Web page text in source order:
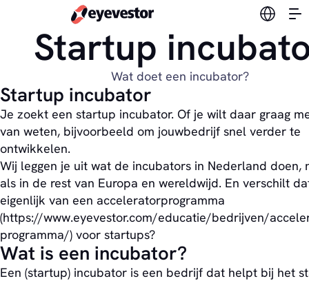
Startup
Wat doet een incubator?
Startup incubator
Je zoekt een startup incubator. Of je wilt daar graag
van weten, bijvoorbeeld om jouwbedrijf snel verder te
ontwikkelen.
Wij leggen je uit wat de incubators in Nederland doen,
als in de rest van Europa en wereldwijd. En verschilt
eigenlijk van een acceleratorprogramma
(https://www.eyevestor.com/educatie/bedrijven/
programma/) voor startups?
Wat is een incubator?
Een (startup) incubator is een bedrijf dat helpt bij het